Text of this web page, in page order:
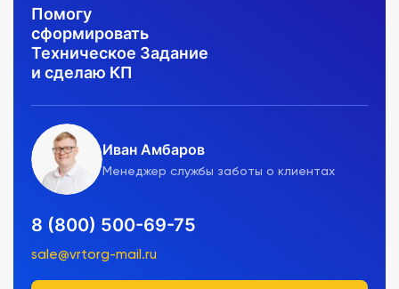
Помогу
сформировать
Техническое Задание
и сделаю КП
Иван Амбаров
Менеджер службы заботы о клиентах
8 (800) 500-69-75
sale@vrtorg-mail.ru